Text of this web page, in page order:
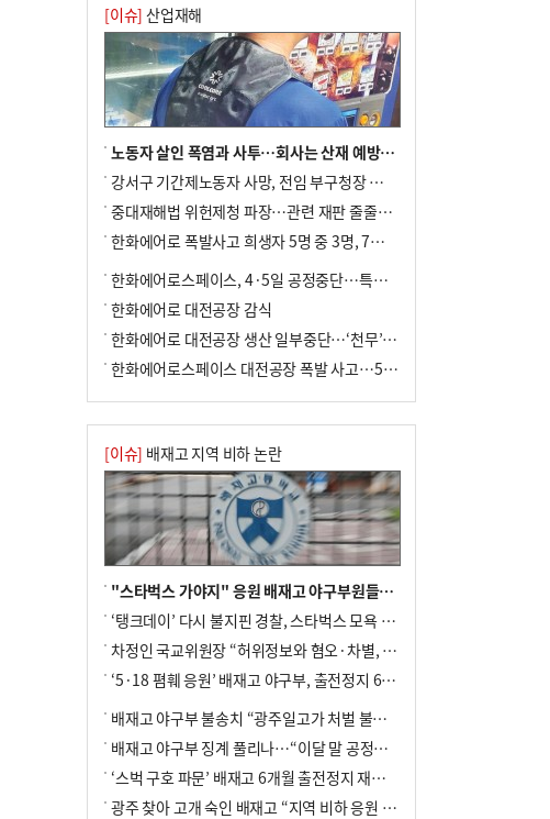
[이슈] 산업재해
노동자 살인 폭염과 사투…회사는 산재 예방·전기료 절감 전력
강서구 기간제노동자 사망, 전임 부구청장 檢 송치
중대재해법 위헌제청 파장…관련 재판 줄줄이 브레이크
한화에어로 폭발사고 희생자 5명 중 3명, 7일 영면
한화에어로스페이스, 4·5일 공정중단…특별 안전점검
한화에어로 대전공장 감식
한화에어로 대전공장 생산 일부중단…‘천무’ 수출 비상
한화에어로스페이스 대전공장 폭발 사고…5명 사망·2명 부상(종합)
[이슈] 배재고 지역 비하 논란
"스타벅스 가야지" 응원 배재고 야구부원들, 학교서 징계 처분
‘탱크데이’ 다시 불지핀 경찰, 스타벅스 모욕 혐의 압수수색
차정인 국교위원장 “허위정보와 혐오·차별, 학교 교실까지 유입"
‘5·18 폄훼 응원’ 배재고 야구부, 출전정지 6개월→1개월 감경
배재고 야구부 불송치 “광주일고가 처벌 불원 의사 표해”
배재고 야구부 징계 풀리나…“이달 말 공정위서 재심의”
‘스벅 구호 파문’ 배재고 6개월 출전정지 재심 신청키로
광주 찾아 고개 숙인 배재고 “지역 비하 응원 잘못”(종합)